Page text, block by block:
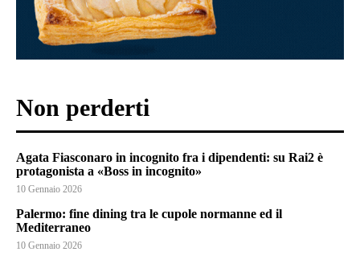
Non perderti
Agata Fiasconaro in incognito fra i dipendenti: su Rai2 è
protagonista a «Boss in incognito»
10 Gennaio 2026
Palermo: fine dining tra le cupole normanne ed il
Mediterraneo
10 Gennaio 2026